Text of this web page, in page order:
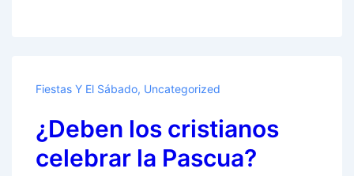
de
los
Panes
Fiestas Y El Sábado, Uncategorized
¿Deben los cristianos
celebrar la Pascua?